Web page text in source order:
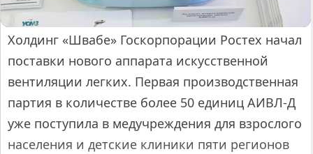
Холдинг «Швабе» Госкорпорации Ростех начал
поставки нового аппарата искусственной
вентиляции легких. Первая производственная
партия в количестве более 50 единиц АИВЛ-Д
уже поступила в медучреждения для взрослого
населения и детские клиники пяти регионов